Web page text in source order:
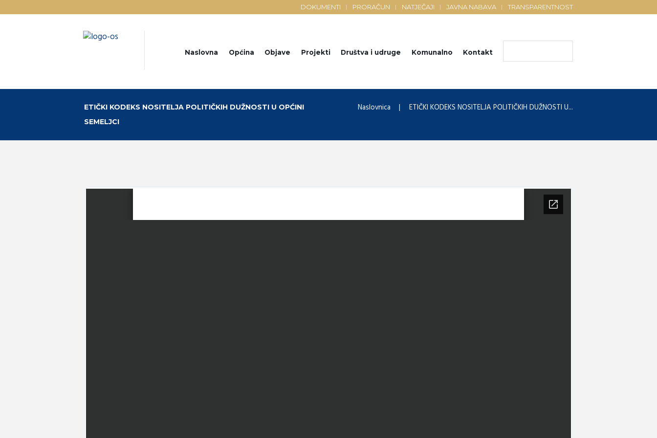
DOKUMENTI PRORAČUN NATJEČAJI JAVNA NABAVA TRANSPARENTNOST
Naslovna Općina Objave Projekti Društva i udruge Komunalno Kontakt
ETIČKI KODEKS NOSITELJA POLITIČKIH DUŽNOSTI U OPĆINI
SEMELJCI
Naslovnica ETIČKI KODEKS NOSITELJA POLITIČKIH DUŽNOSTI U...